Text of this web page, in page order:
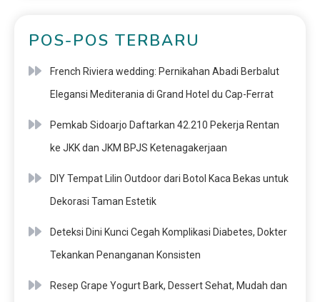
POS-POS TERBARU
French Riviera wedding: Pernikahan Abadi Berbalut
Elegansi Mediterania di Grand Hotel du Cap-Ferrat
Pemkab Sidoarjo Daftarkan 42.210 Pekerja Rentan
ke JKK dan JKM BPJS Ketenagakerjaan
DIY Tempat Lilin Outdoor dari Botol Kaca Bekas untuk
Dekorasi Taman Estetik
Deteksi Dini Kunci Cegah Komplikasi Diabetes, Dokter
Tekankan Penanganan Konsisten
Resep Grape Yogurt Bark, Dessert Sehat, Mudah dan